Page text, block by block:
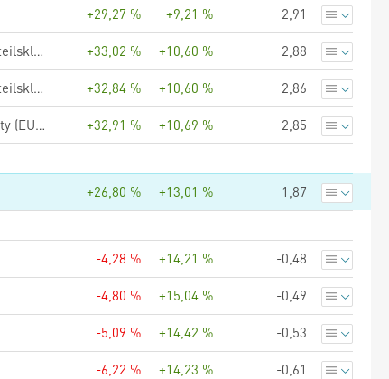
+29,27 % +9,21 % 2,91
UBS (Lux) Equity SICAV - European Income Opportunity (EUR), Anteilsklasse Q-acc, EUR +33,02 % +10,60 % 2,88
UBS (Lux) Equity SICAV - European Income Opportunity (EUR), Anteilsklasse K-1-acc, EUR +32,84 % +10,60 % 2,86
UBS (Lux) Key Selection SICAV - European Equity Value Opportunity (EUR), Anteilsklasse P-acc, EUR +32,91 % +10,69 % 2,85
+26,80 % +13,01 % 1,87
-4,28 % +14,21 % -0,48
-4,80 % +15,04 % -0,49
-5,09 % +14,42 % -0,53
-6,22 % +14,23 % -0,61